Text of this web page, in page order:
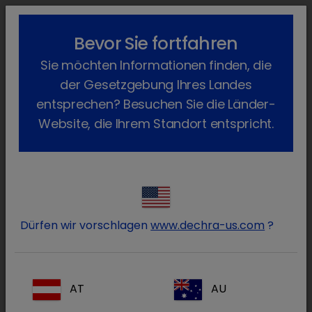
lock_outline search menu
September
Primagnost Derm-Phyte
Die Revolution in der Pilzdiagnostik
ist da!
Dermatophyten – Antigene.
Bevor Sie fortfahren
Sie möchten Informationen finden, die
der Gesetzgebung Ihres Landes
entsprechen? Besuchen Sie die Länder-
Website, die Ihrem Standort entspricht.
Dürfen wir vorschlagenwww.dechra-us.com ?
AT AU